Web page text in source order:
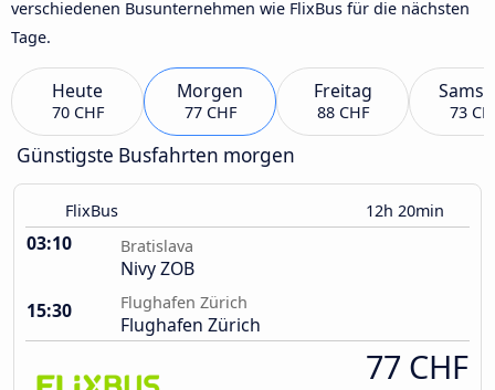
verschiedenen Busunternehmen wie FlixBus für die nächsten
Tage.
Heute
70 CHF
Morgen
77 CHF
Freitag
88 CHF 73
Günstigste Busfahrten morgen
FlixBus 12h 20min
03:10 Bratislava
Nivy ZOB
15:30
Flughafen Zürich
Flughafen Zürich
77 CHF